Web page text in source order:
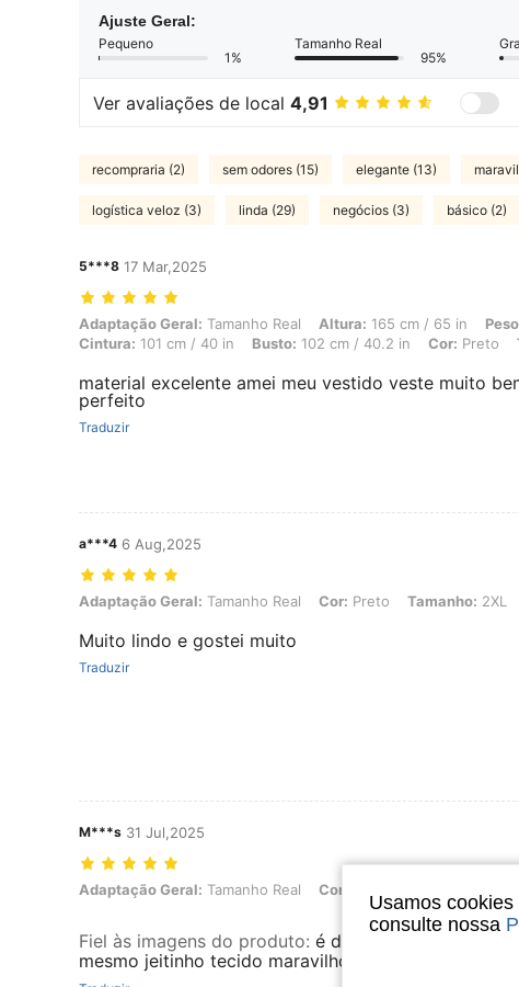
Ajuste Geral:
Pequeno
1%
Tamanho Real
95%
Ver avaliações de local 4,91
recompraria (2) sem odores (15) elegante (13)
logística veloz (3) linda (29) negócios (3) básico (2)
5***8 17 Mar,2025
Adaptação Geral: Tamanho Real, Altura: 165 cm / 65 in, Peso: 100 kg /
Adaptação Geral: Tamanho Real Altura: 165 cm / 65 in
Cintura: 101 cm / 40 in Busto: 102 cm / 40.2 in Cor: Preto
material excelente amei meu vestido veste muito
perfeito
Traduzir
a***4 6 Aug,2025
Adaptação Geral: Tamanho Real, Cor: Preto, Tamanho: 2XL
Adaptação Geral: Tamanho Real Cor: Preto Tamanho: 2XL
Muito lindo e gostei muito
Traduzir
M***s 31 Jul,2025
Adaptação Geral: Tamanho Real, Cor: Azul, Tamanho: 0XL
Adaptação Geral: Tamanho Real Cor:
Fiel às imagens do produto: é do mesmo modelo da
mesmo jeitinho tecido maravilhoso adorei indico a
Usamos
consulte nossa